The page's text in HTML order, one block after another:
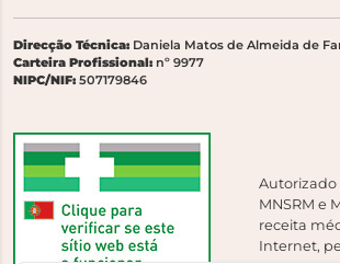
Direcção Técnica: Daniela Matos de Almeida de
Carteira Profissional: nº 9977
NIPC/NIF: 507179846
Autorizado
MNSRM e
receita
Internet,